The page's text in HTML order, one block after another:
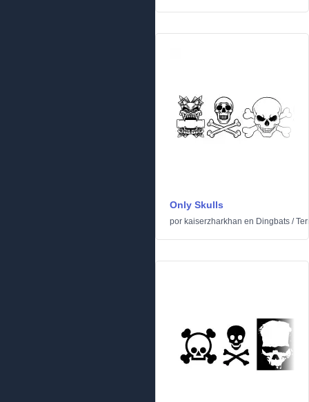
Only Skulls
por kaiserzharkhan en Dingbats /